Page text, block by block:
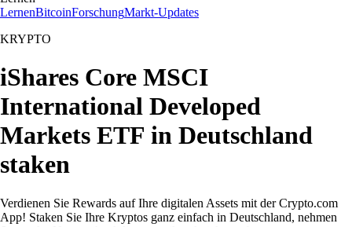
LernenBitcoinForschungMarkt-Updates
KRYPTO
iShares Core MSCI
International Developed
Markets ETF in Deutschland
staken
Verdienen Sie Rewards auf Ihre digitalen Assets mit der Crypto.com
App! Staken Sie Ihre Kryptos ganz einfach in Deutschland, nehmen